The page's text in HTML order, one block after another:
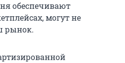
обеспечивают
могут не
рынок.